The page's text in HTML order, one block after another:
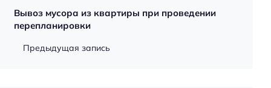
Вывоз мусора из квартиры при проведении
перепланировки
Предыдущая запись